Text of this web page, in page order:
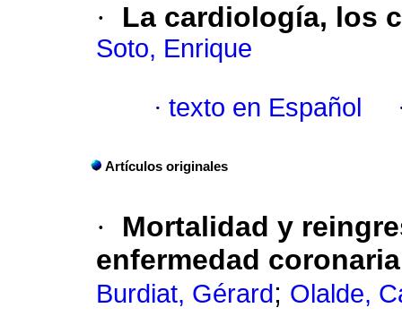
· La cardiología, los
Soto, Enrique
· texto en Español
Artículos originales
·
Mortalidad y
enfermedad
Burdiat, Gérard ; Olalde,